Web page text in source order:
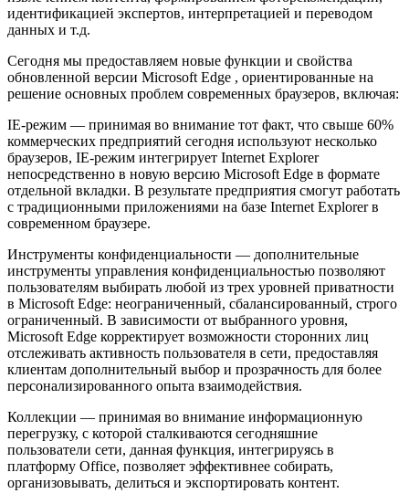
идентификацией экспертов, интерпретацией и переводом
данных и т.д.
Сегодня мы предоставляем новые функции и свойства
обновленной версии Microsoft Edge , ориентированные на
решение основных проблем современных браузеров, включая:
IE-режим — принимая во внимание тот факт, что свыше 60%
коммерческих предприятий сегодня используют несколько
браузеров, IE-режим интегрирует Internet Explorer
непосредственно в новую версию Microsoft Edge в формате
отдельной вкладки. В результате предприятия смогут работать
с традиционными приложениями на базе Internet Explorer в
современном браузере.
Инструменты конфиденциальности — дополнительные
инструменты управления конфиденциальностью позволяют
пользователям выбирать любой из трех уровней приватности
в Microsoft Edge: неограниченный, сбалансированный, строго
ограниченный. В зависимости от выбранного уровня,
Microsoft Edge корректирует возможности сторонних лиц
отслеживать активность пользователя в сети, предоставляя
клиентам дополнительный выбор и прозрачность для более
персонализированного опыта взаимодействия.
Коллекции — принимая во внимание информационную
перегрузку, с которой сталкиваются сегодняшние
пользователи сети, данная функция, интегрируясь в
платформу Office, позволяет эффективнее собирать,
организовывать, делиться и экспортировать контент.